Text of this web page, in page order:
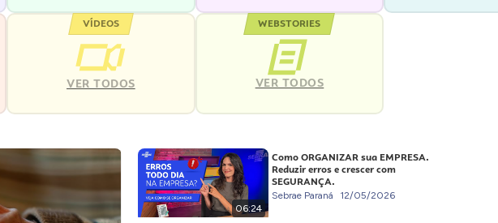
VÍDEOS
VER TODOS
WEBSTORIES
VER TODOS
06:24
Como ORGANIZAR sua EMPRESA.
Reduzir erros e crescer com
SEGURANÇA.
Sebrae Paraná 12/05/2026